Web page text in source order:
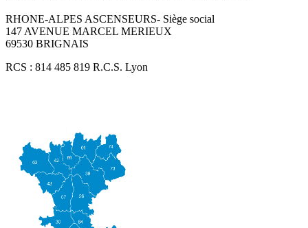
RHONE-ALPES ASCENSEURS- Siège social
147 AVENUE MARCEL MERIEUX
69530 BRIGNAIS
RCS : 814 485 819 R.C.S. Lyon